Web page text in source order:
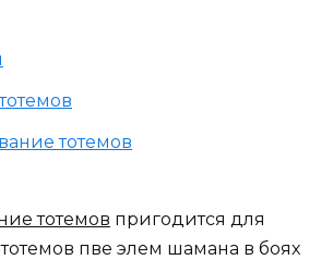
тотемов
тотемов пригодится для
пве элем шамана в боях